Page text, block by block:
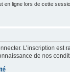
en ligne lors de cette
L’inscription
de nos